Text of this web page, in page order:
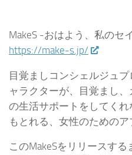
MakeS -おはよう、私のセ
https://make-s.jp/
目覚ましコンシェルジュ
ャラクターが、目覚まし
の生活サポートをしてく
もとれる、女性のためのア
このMakeSをリリースす